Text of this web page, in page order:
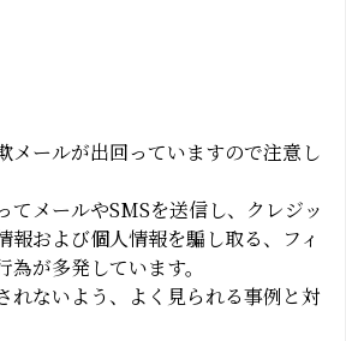
ールが出回っていますので注意し
メールやSMSを送信し、クレジッ
報および個人情報を騙し取る、フィ
が多発しています。
れないよう、よく見られる事例と対